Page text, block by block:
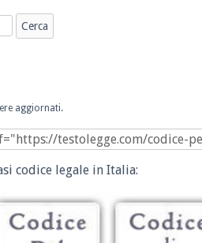
aggiornati.
codice legale in Italia: